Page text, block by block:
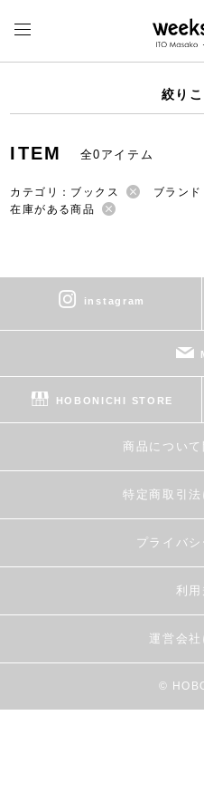
絞り
ITEM 全0アイテム
カテゴリ：ブックス
ブラン
在庫がある商品
instagram
HOBONICHI STORE
商品につい
特定商取引
プライバ
利
運営会社
©